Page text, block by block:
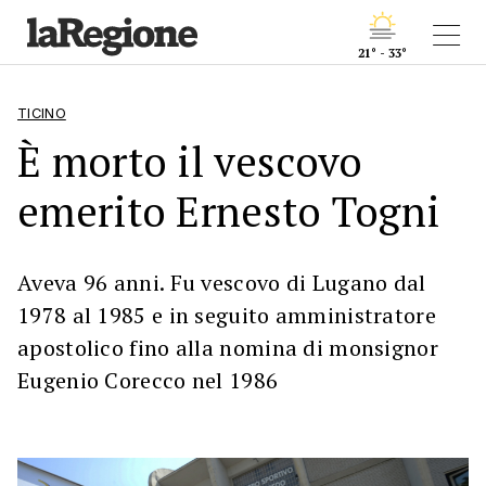
21° - 33°
TICINO
È morto il vescovo
emerito Ernesto Togni
Aveva 96 anni. Fu vescovo di Lugano dal
1978 al 1985 e in seguito amministratore
apostolico fino alla nomina di monsignor
Eugenio Corecco nel 1986